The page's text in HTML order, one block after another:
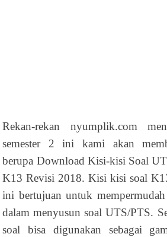
Rekan-rekan nyumplik.com
semester 2 ini kami akan
berupa Download Kisi-kisi Soal
K13 Revisi 2018. Kisi kisi soal
ini bertujuan untuk
dalam menyusun soal UTS/PTS.
soal bisa digunakan sebagai